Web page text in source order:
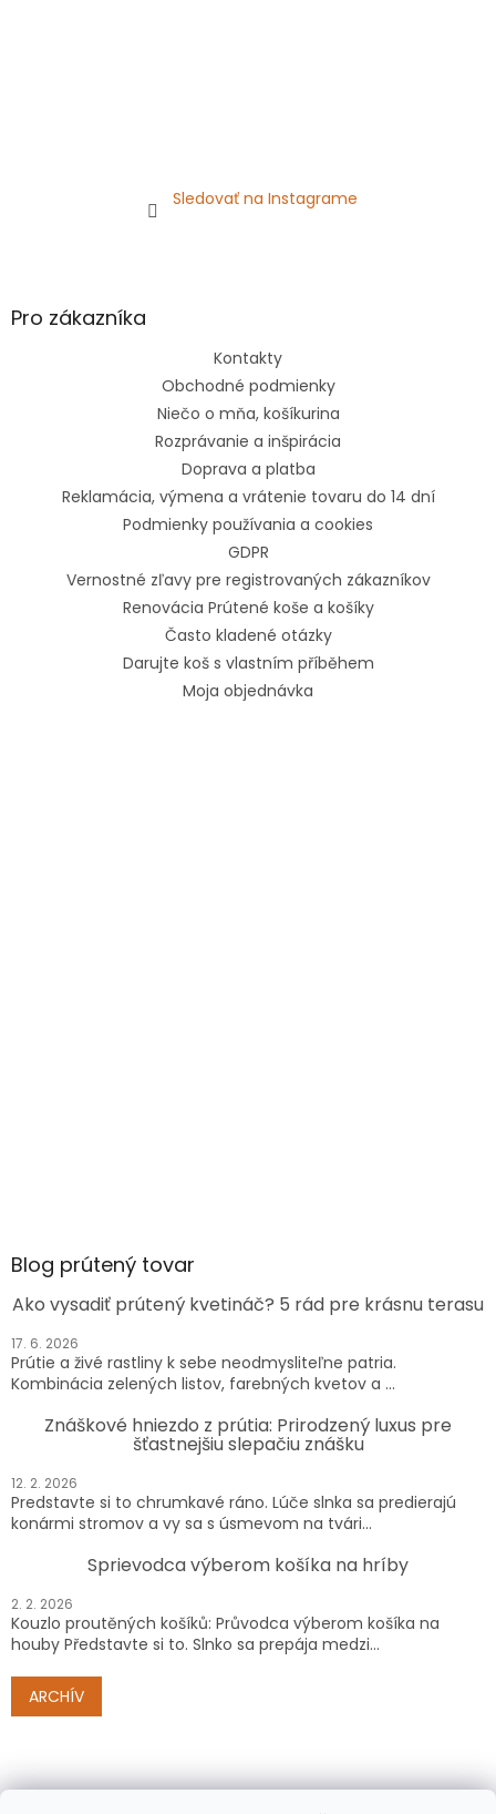
Sledovať na Instagrame
Pro zákazníka
Kontakty
Obchodné podmienky
Niečo o mňa, košíkurina
Rozprávanie a inšpirácia
Doprava a platba
Reklamácia, výmena a vrátenie tovaru do 14 dní
Podmienky používania a cookies
GDPR
Vernostné zľavy pre registrovaných zákazníkov
Renovácia Prútené koše a košíky
Často kladené otázky
Darujte koš s vlastním příběhem
Moja objednávka
Blog prútený tovar
Ako vysadiť prútený kvetináč? 5 rád pre krásnu terasu
17. 6. 2026
Prútie a živé rastliny k sebe neodmysliteľne patria.
Kombinácia zelených listov, farebných kvetov a ...
Znáškové hniezdo z prútia: Prirodzený luxus pre
šťastnejšiu slepačiu znášku
12. 2. 2026
Predstavte si to chrumkavé ráno. Lúče slnka sa predierajú
konármi stromov a vy sa s úsmevom na tvári...
Sprievodca výberom košíka na hríby
2. 2. 2026
Kouzlo proutěných košíků: Průvodca výberom košíka na
houby Představte si to. Slnko sa prepája medzi...
ARCHÍV